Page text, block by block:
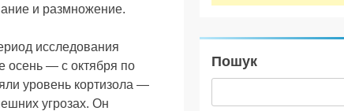
и размножение.
исследования
осень — с октября по
уровень кортизола —
угрозах. Он
Пошук